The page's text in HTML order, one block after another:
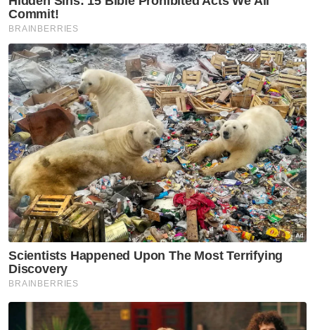
Pemangku Sultan Johor, Tunku Mahkota
Ismail yang juga pemilik Johor Darul Ta'zim
(JDT) membangkitkan isu kualiti permukaan
padang selepas aksi Liga Super
membabitkan JDT dan Perak di Stadium
Perak, Ipoh ditunda pada Sabtu lalu.
Perlawanan itu ditunda kepada satu tarikh
lain atas faktor keadaan padang yang tidak
sesuai untuk beraksi.
Januari lalu, KBS menawarkan geran
sebanyak RM7 juta kepada seluruh negeri
bagi menaik taraf saliran serta penanaman
rumput padang di stadium terpilih. - Bernama